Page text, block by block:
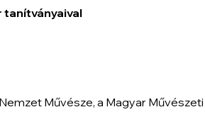
tanítványaival
Művésze, a Magyar Művészeti